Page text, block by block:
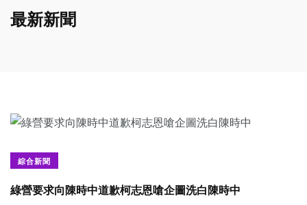
最新新聞
綜合新聞
綠營要求向陳時中道歉柯志恩嗆企圖洗白陳時中